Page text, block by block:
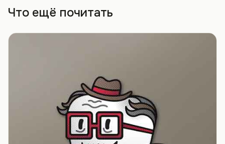
Что ещё почитать